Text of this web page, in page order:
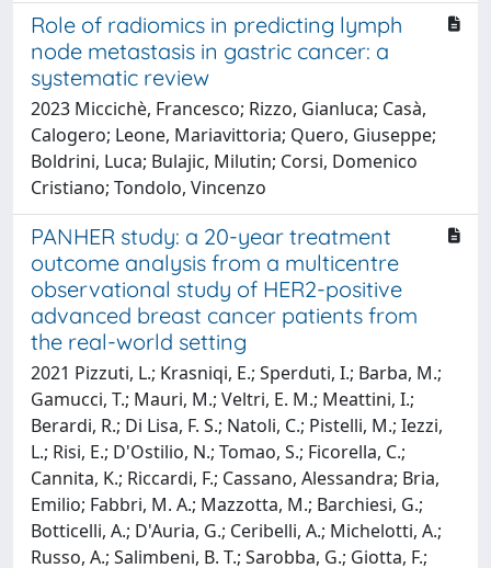
Role of radiomics in predicting lymph
node metastasis in gastric cancer: a
systematic review
2023 Miccichè, Francesco; Rizzo, Gianluca; Casà,
Calogero; Leone, Mariavittoria; Quero, Giuseppe;
Boldrini, Luca; Bulajic, Milutin; Corsi, Domenico
Cristiano; Tondolo, Vincenzo
PANHER study: a 20-year treatment
outcome analysis from a multicentre
observational study of HER2-positive
advanced breast cancer patients from
the real-world setting
2021 Pizzuti, L.; Krasniqi, E.; Sperduti, I.; Barba, M.;
Gamucci, T.; Mauri, M.; Veltri, E. M.; Meattini, I.;
Berardi, R.; Di Lisa, F. S.; Natoli, C.; Pistelli, M.; Iezzi,
L.; Risi, E.; D'Ostilio, N.; Tomao, S.; Ficorella, C.;
Cannita, K.; Riccardi, F.; Cassano, Alessandra; Bria,
Emilio; Fabbri, M. A.; Mazzotta, M.; Barchiesi, G.;
Botticelli, A.; D'Auria, G.; Ceribelli, A.; Michelotti, A.;
Russo, A.; Salimbeni, B. T.; Sarobba, G.; Giotta, F.;